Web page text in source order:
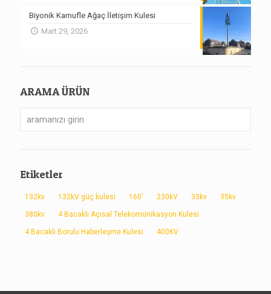
Biyonik Kamufle Ağaç İletişim Kulesi
Mart 29, 2026
ARAMA ÜRÜN
Etiketler
132kv 132kV güç kulesi 160' 230kV 33kv 35kv
380kv 4 Bacaklı Açısal Telekomünikasyon Kulesi
4 Bacaklı Borulu Haberleşme Kulesi 400KV